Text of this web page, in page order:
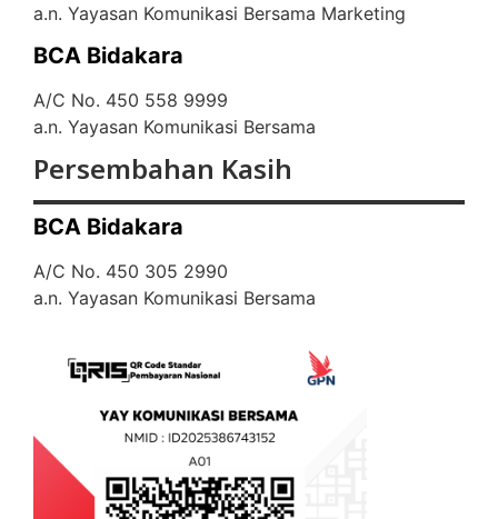
a.n. Yayasan Komunikasi Bersama Marketing
BCA Bidakara
A/C No. 450 558 9999
a.n. Yayasan Komunikasi Bersama
Persembahan Kasih
BCA Bidakara
A/C No. 450 305 2990
a.n. Yayasan Komunikasi Bersama